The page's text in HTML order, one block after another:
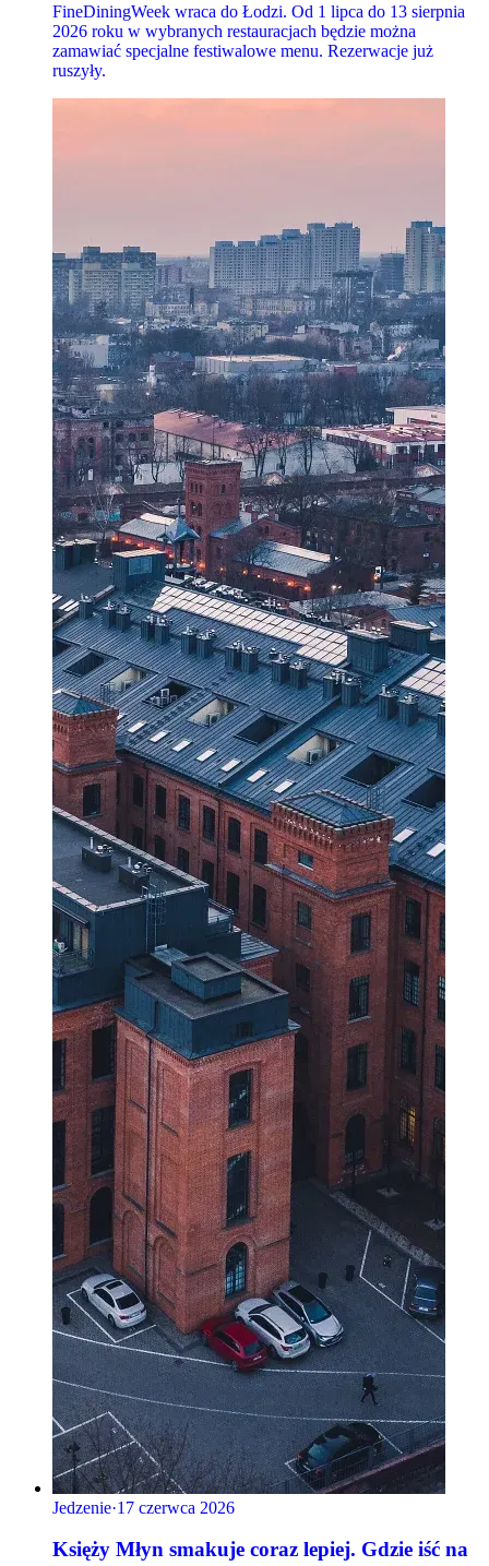
FineDiningWeek wraca do Łodzi. Od 1 lipca do 13 sierpnia
2026 roku w wybranych restauracjach będzie można
zamawiać specjalne festiwalowe menu. Rezerwacje już
ruszyły.
Jedzenie·17 czerwca 2026
Księży Młyn smakuje coraz lepiej. Gdzie iść na